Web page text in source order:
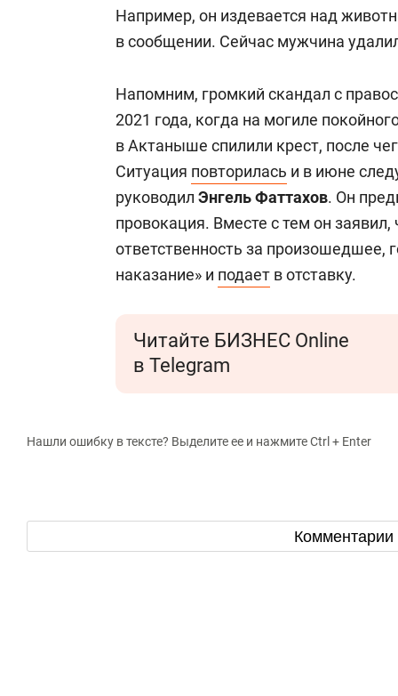
Например, он издевается над
в сообщении. Сейчас мужчина
Напомним, громкий скандал с
2021 года, когда на могиле
в Актаныше спилили крест, после
Ситуация повторилась и в июне
руководил Энгель Фаттахов. Он
провокация. Вместе с тем он
ответственность за произошедшее,
наказание» и подает в отставку.
Читайте БИЗНЕС Online
в Telegram
Нашли ошибку в тексте? Выделите ее и нажмите Ctrl + Enter
Комментарии